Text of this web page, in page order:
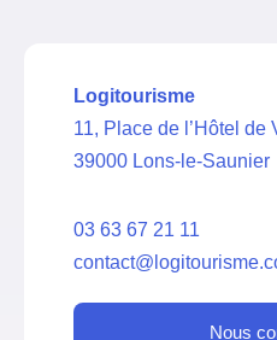
Logitourisme
11, Place de l’Hôtel de
39000 Lons-le-Saunier
03 63 67 21 11
Nous